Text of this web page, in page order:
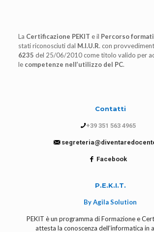
La Certificazione PEKIT e il Percorso
stati riconosciuti dal M.I.U.R. con
6235 del 25/06/2010 come titolo valido per
le competenze nell’utilizzo del PC.
Contatti
+39 351 563 4965
Facebook
P.E.K.I.T.
By Agila Solution
PEKIT è un programma di Formazione e
attesta la conoscenza dell’informatica in